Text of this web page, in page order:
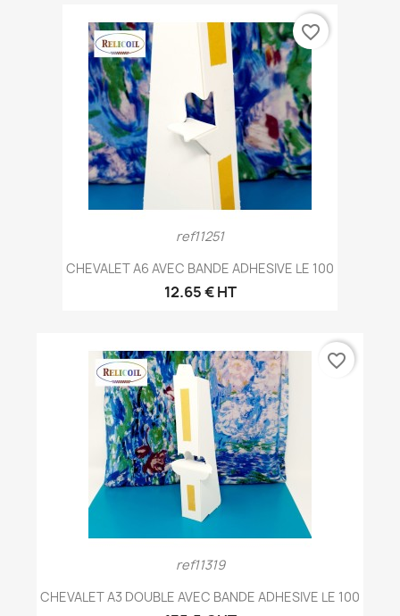
ref11251
CHEVALET A6 AVEC BANDE ADHESIVE LE 100
12.65 € HT
favorite_border
ref11319
CHEVALET A3 DOUBLE AVEC BANDE ADHESIVE LE 100
favorite_border